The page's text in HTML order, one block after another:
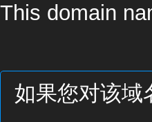
This domain
如果您对该域